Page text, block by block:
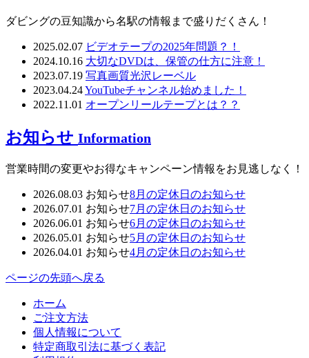
ダビングの豆知識から名駅の情報まで盛りだくさん！
2025.02.07 ビデオテープの2025年問題？！
2024.10.16 大切なDVDは、保管の仕方に注意！
2023.07.19 写真画質光沢レーベル
2023.04.24YouTubeチャンネル始めました！
2022.11.01 オープンリールテープとは？？
お知らせ Information
営業時間の変更やお得なキャンペーン情報をお見逃しなく！
2026.08.03 お知らせ8月の定休日のお知らせ
2026.07.01 お知らせ7月の定休日のお知らせ
2026.06.01 お知らせ6月の定休日のお知らせ
2026.05.01 お知らせ5月の定休日のお知らせ
2026.04.01 お知らせ4月の定休日のお知らせ
ページの先頭へ戻る
ホーム
ご注文方法
個人情報について
特定商取引法に基づく表記